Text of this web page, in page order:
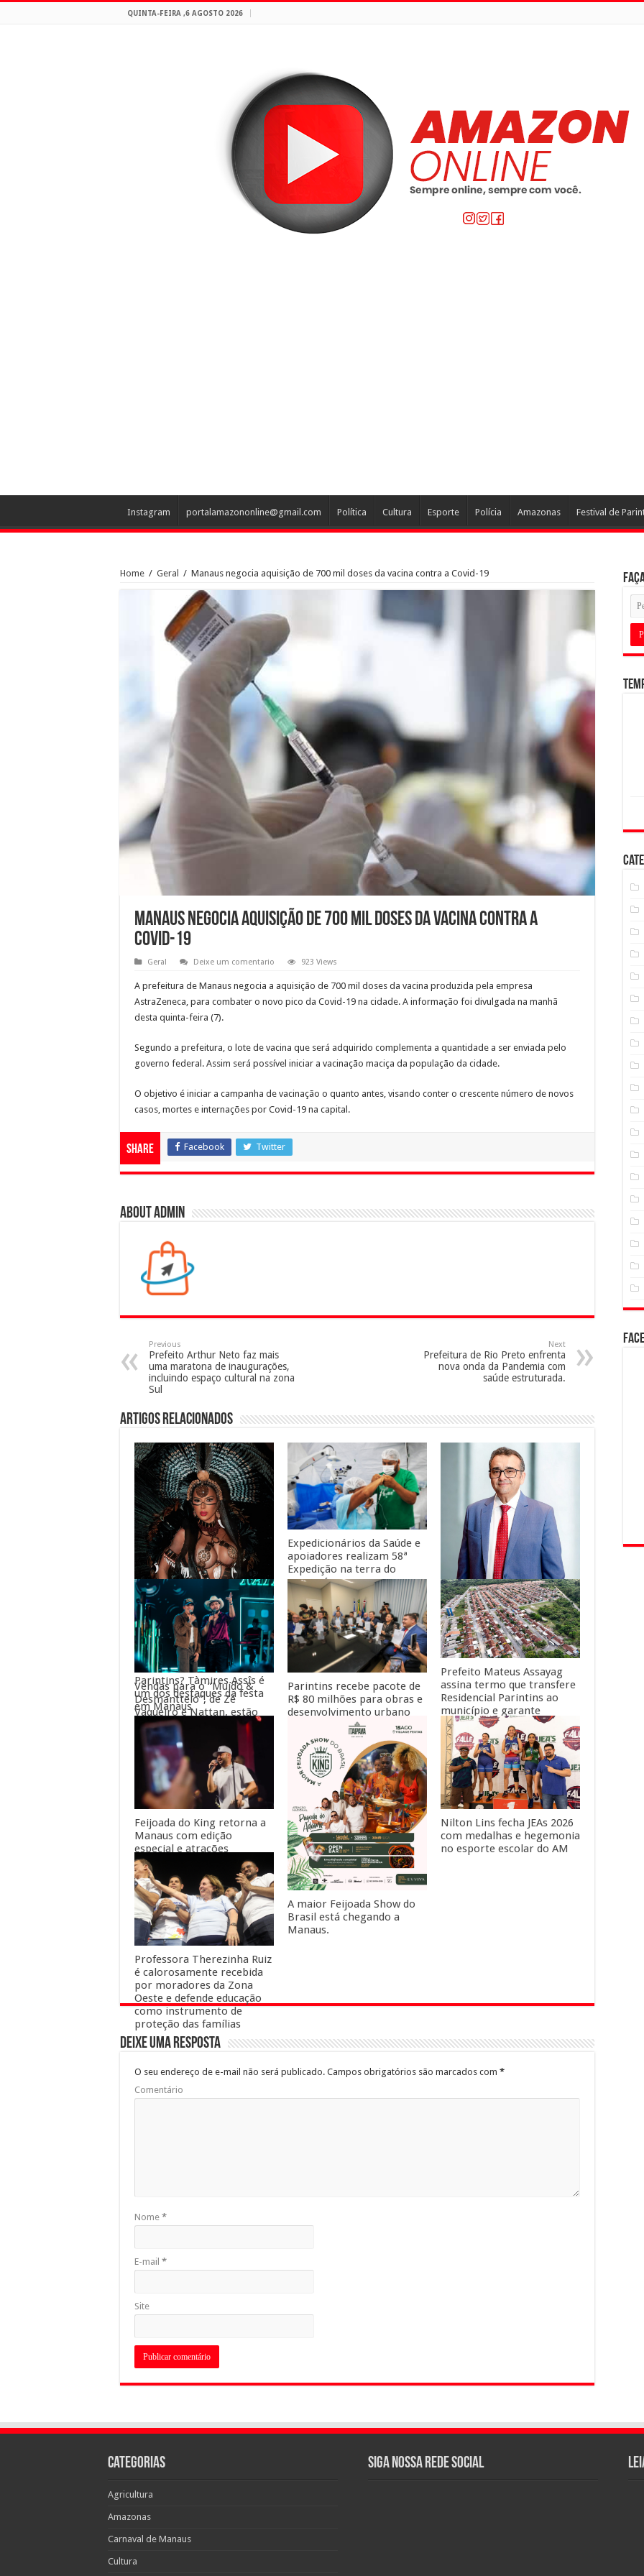
QUINTA-FEIRA ,6 AGOSTO 2026
Instagram portalamazononline@gmail.com Política Cultura Esporte Polícia Amazonas Festival de
Home / Geral / Manaus negocia aquisição de 700 mil doses da vacina contra a Covid-19
Manaus negocia aquisição de 700 mil doses da vacina contra a
Covid-19
Geral Deixe um comentario 923 Views
A prefeitura de Manaus negocia a aquisição de 700 mil doses da vacina produzida pela empresa
AstraZeneca, para combater o novo pico da Covid-19 na cidade. A informação foi divulgada na manhã
desta quinta-feira (7).
Segundo a prefeitura, o lote de vacina que será adquirido complementa a quantidade a ser enviada pelo
governo federal. Assim será possível iniciar a vacinação maciça da população da cidade.
O objetivo é iniciar a campanha de vacinação o quanto antes, visando conter o crescente número de novos
casos, mortes e internações por Covid-19 na capital.
Share Facebook Twitter
About admin
Previous
Prefeito Arthur Neto faz mais
uma maratona de inaugurações,
incluindo espaço cultural na zona
Sul
Next
Prefeitura de Rio Preto enfrenta
nova onda da Pandemia com
saúde estruturada.
Artigos Relacionados
Você sabia que o Amazonas
tem outro grande festival
de boi-bumbá além de
Parintins? Tàmires Assîs é
um dos destaques da festa
em Manaus
Expedicionários da Saúde e
apoiadores realizam 58ª
Expedição na terra do
guaraná
Empresário amazonense é
indicado aos 100 Mais
Influentes da Saúde 2026
Vendas para o “Muído &
Desmanttelo”, de Zé
Vaqueiro e Nattan, estão
abertas
Parintins recebe pacote de
R$ 80 milhões para obras e
desenvolvimento urbano
dos senadores Omar Aziz e
Eduardo Braga
Prefeito Mateus Assayag
assina termo que transfere
Residencial Parintins ao
município e garante
moradia para cerca de
1.500 famílias
Feijoada do King retorna a
Manaus com edição
especial e atrações
nacionais
A maior Feijoada Show do
Brasil está chegando a
Manaus.
Nilton Lins fecha JEAs 2026
com medalhas e hegemonia
no esporte escolar do AM
Professora Therezinha Ruiz
é calorosamente recebida
por moradores da Zona
Oeste e defende educação
como instrumento de
proteção das famílias
Deixe uma resposta
O seu endereço de e-mail não será publicado. Campos obrigatórios são marcados com *
Comentário
Nome *
E-mail *
Site
Categorias
Agricultura
Amazonas
Carnaval de Manaus
Cultura
Siga nossa rede social